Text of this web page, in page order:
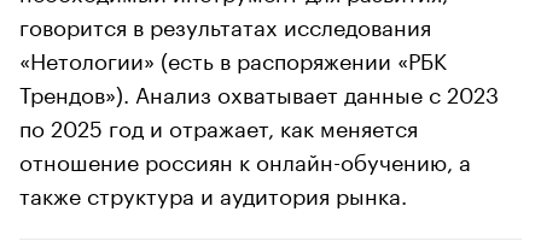
говорится в результатах исследования
«Нетологии» (есть в распоряжении «РБК
Трендов»). Анализ охватывает данные с 2023
по 2025 год и отражает, как меняется
отношение россиян к онлайн-обучению, а
также структура и аудитория рынка.